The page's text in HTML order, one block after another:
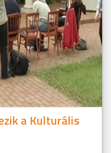
a Kulturális